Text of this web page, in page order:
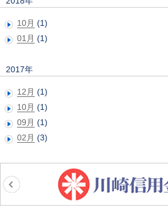
10月 (1)
01月 (1)
2017年
12月 (1)
10月 (1)
09月 (1)
02月 (3)